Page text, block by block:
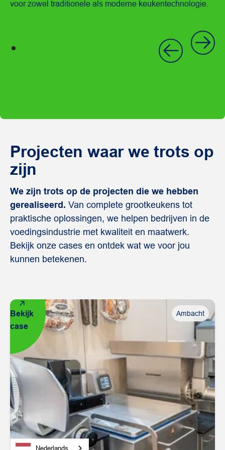
voor zowel traditionele als moderne keukentechnologie.
Projecten waar we trots op
zijn
We zijn trots op de projecten die we hebben
gerealiseerd. Van complete grootkeukens tot
praktische oplossingen, we helpen bedrijven in de
voedingsindustrie met kwaliteit en maatwerk.
Bekijk onze cases en ontdek wat we voor jou
kunnen betekenen.
Ambacht
Bekijk
case
Nederlands